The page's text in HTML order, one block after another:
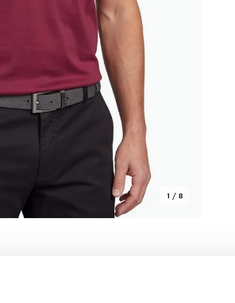
1 / 8